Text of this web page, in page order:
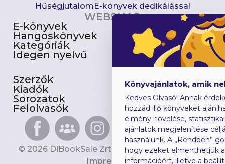
HűségjutalomE-könyvek dedikálással
WEBSHOP
E-könyvek
Hangoskönyvek
Kategóriák
Idegen nyelvű
Csomagajánlatok
Akciósak
Előjegyezhetők
Újdonságok
Szerzők
Kiadók
Sorozatok
Felolvasók
Gyerekkönyvek
Heti toplista
Ajándékutalvány
Blog
© 2026 DiBookSale Zrt. Minden jog fenntartva.
Impresszum
Könyvajánlatok, amik
Kedves Olvasó! Annak
hozzád illő könyveket
élmény növelése,
ajánlatok megjelenítése
használunk. A „Rendben”
hogy ezeket elmenthetjük
információért, illetve a